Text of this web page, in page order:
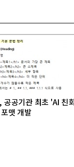
공공기관 최초 'AI 친
맷 개발